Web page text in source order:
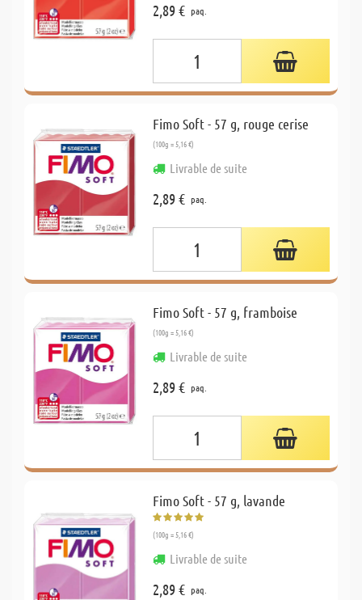
2,89 € paq.
Fimo Soft - 57 g, rouge cerise
(100g = 5,16 €)
Livrable de suite
2,89 € paq.
Fimo Soft - 57 g, framboise
(100g = 5,16 €)
Livrable de suite
2,89 € paq.
Fimo Soft - 57 g, lavande
(100g = 5,16 €)
Livrable de suite
2,89 € paq.